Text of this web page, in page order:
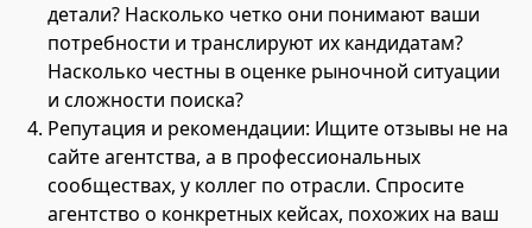
детали? Насколько четко они понимают ваши
потребности и транслируют их кандидатам?
Насколько честны в оценке рыночной ситуации
и сложности поиска?
Репутация и рекомендации: Ищите отзывы не на
сайте агентства, а в профессиональных
сообществах, у коллег по отрасли. Спросите
агентство о конкретных кейсах, похожих на ваш